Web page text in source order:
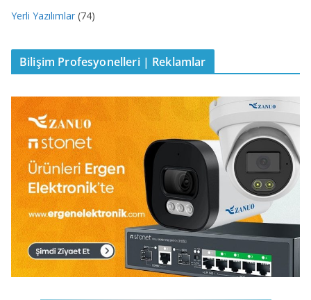
Yerli Yazılımlar (74)
Bilişim Profesyonelleri | Reklamlar